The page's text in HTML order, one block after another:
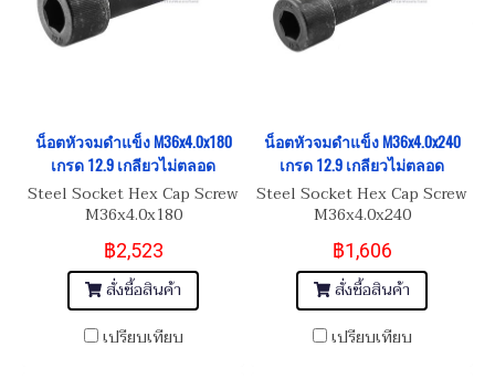
น็อตหัวจมดำแข็ง M36x4.0x180
เกรด 12.9 เกลียวไม่ตลอด
Steel Socket Hex Cap Screw
M36x4.0x180
฿2,523
สั่งซื้อสินค้า
เปรียบเทียบ
น็อตหัวจมดำแข็ง M36x4.0x240
เกรด 12.9 เกลียวไม่ตลอด
Steel Socket Hex Cap Screw
M36x4.0x240
฿1,606
สั่งซื้อสินค้า
เปรียบเทียบ